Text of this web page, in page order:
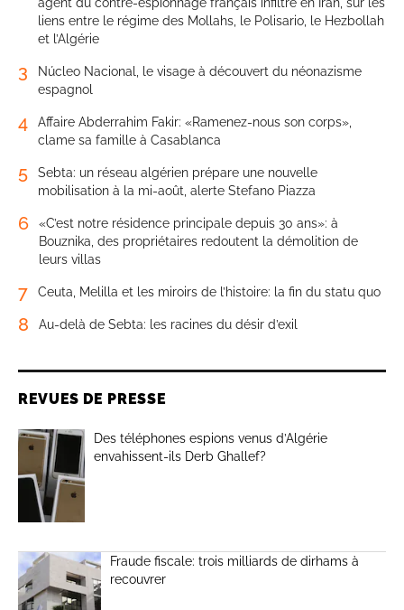
liens entre le régime des Mollahs, le Polisario, le Hezbollah
et l’Algérie
3
Núcleo Nacional, le visage à découvert du néonazisme
espagnol
4
Affaire Abderrahim Fakir: «Ramenez-nous son corps»,
clame sa famille à Casablanca
5
Sebta: un réseau algérien prépare une nouvelle
mobilisation à la mi-août, alerte Stefano Piazza
6
«C’est notre résidence principale depuis 30 ans»: à
Bouznika, des propriétaires redoutent la démolition de
leurs villas
7 Ceuta, Melilla et les miroirs de l’histoire: la fin du statu quo
8 Au-delà de Sebta: les racines du désir d’exil
REVUES DE PRESSE
Des téléphones espions venus d’Algérie
envahissent-ils Derb Ghallef?
Fraude fiscale: trois milliards de dirhams à
recouvrer